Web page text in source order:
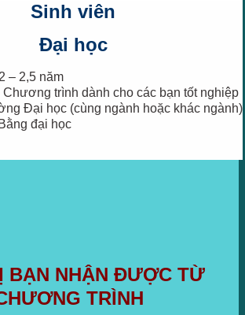
Sinh viên
Đại học
2 – 2,5 năm
Chương trình dành cho các bạn tốt nghiệp
Đại học (cùng ngành hoặc khác ngành)
Bằng đại học
BẠN NHẬN ĐƯỢC TỪ
TRÌNH